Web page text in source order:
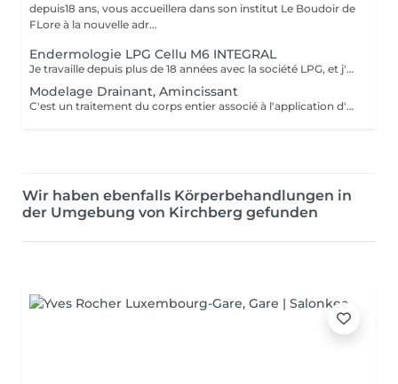
depuis18 ans, vous accueillera dans son institut Le Boudoir de
FLore à la nouvelle adr...
Endermologie LPG Cellu M6 INTEGRAL
Je travaille depuis plus de 18 années avec la société LPG, et j'ai le plaisir de vous proposer la gamme de soins visage et corps avec l'appareil Cellu M6 Integral . Vous trouverez également dans notre institut les produits cosmétiques visage et corps ainsi que leur compléments alimentaires naturels.
Modelage Drainant, Amincissant
C'est un traitement du corps entier associé à l'application d'un masque amincissant sur la zone du ventre. Réalisé à la main, il est apprécié pour son efficacité. Le massage va stimuler l'élimination des toxines et des graisses en activant le drainage lymphatique.
Wir haben ebenfalls Körperbehandlungen in
der Umgebung von Kirchberg gefunden